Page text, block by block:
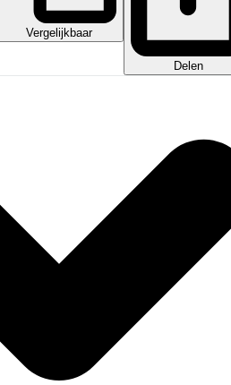
Vergelijkbaar
Delen